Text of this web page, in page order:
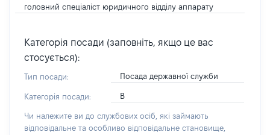
головний спеціаліст юридичного відділу аппарату
Категорія посади (заповніть, якщо це вас
стосується):
Тип посади: Посада державної служби
Категорія посади: В
Чи належите ви до службових осіб, які займають
відповідальне та особливо відповідальне становище,